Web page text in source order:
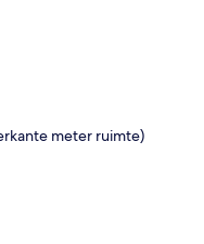
meter ruimte)